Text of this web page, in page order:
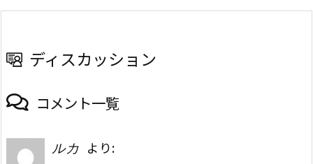
ディスカッション
コメント一覧
ルカ
より: